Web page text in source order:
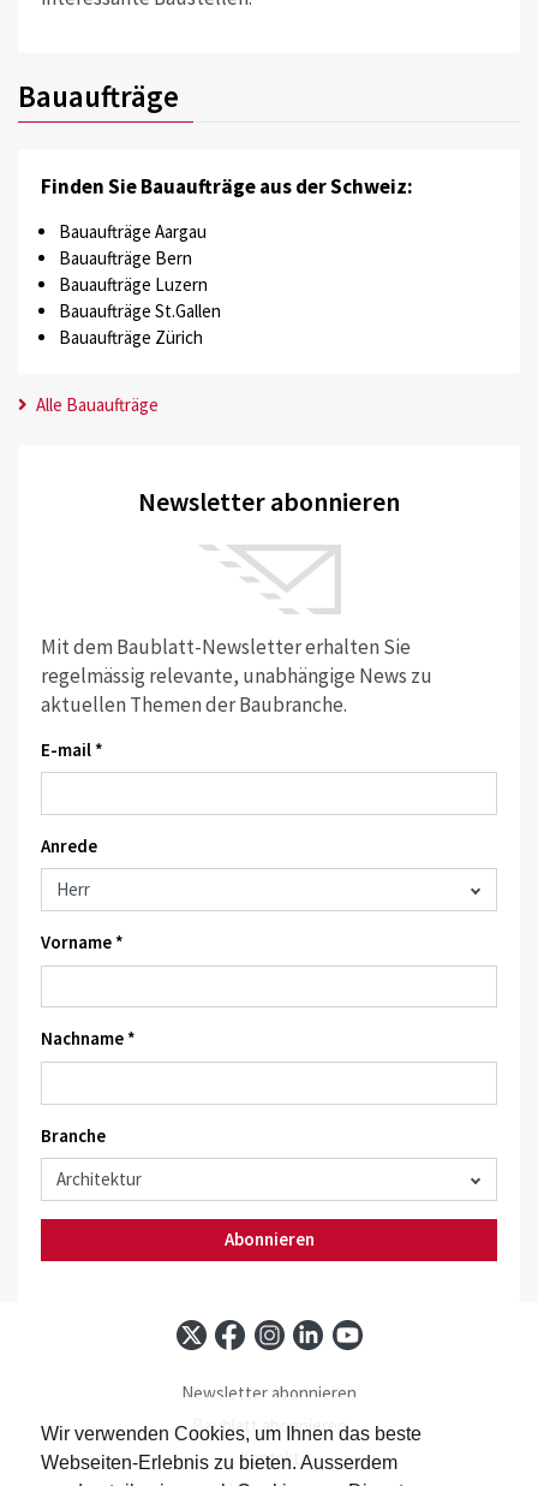
Wir verwenden Cookies, um Ihnen das beste
Webseiten-Erlebnis zu bieten. Ausserdem
Bauaufträge
Finden Sie Bauaufträge aus der Schweiz:
Bauaufträge Aargau
Bauaufträge Bern
Bauaufträge Luzern
Bauaufträge St.Gallen
Bauaufträge Zürich
Alle Bauaufträge
Newsletter abonnieren
Mit dem Baublatt-Newsletter erhalten Sie
regelmässig relevante, unabhängige News zu
aktuellen Themen der Baubranche.
E-mail *
Anrede
Vorname *
Nachname *
Branche
Abonnieren
Newsletter abonnieren
Baublatt abonnieren
Kontakt